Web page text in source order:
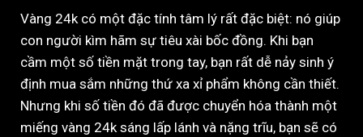
Vàng 24k có một đặc tính tâm lý rất đặc biệt: nó giúp
con người kìm hãm sự tiêu xài bốc đồng. Khi bạn
cầm một số tiền mặt trong tay, bạn rất dễ nảy sinh ý
định mua sắm những thứ xa xỉ phẩm không cần thiết.
Nhưng khi số tiền đó đã được chuyển hóa thành một
miếng vàng 24k sáng lấp lánh và nặng trĩu, bạn sẽ có